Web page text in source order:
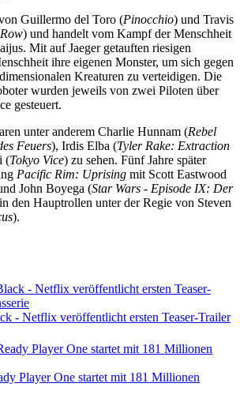
Guillermo del Toro (Pinocchio) und Travis
) und handelt vom Kampf der Menschheit
Mit auf Jaeger getauften riesigen
ihre eigenen Monster, um sich gegen
Kreaturen zu verteidigen. Die
wurden jeweils von zwei Piloten über
gesteuert.
unter anderem Charlie Hunnam (Rebel
Feuers), Irdis Elba (Tyler Rake: Extraction
(Tokyo Vice) zu sehen. Fünf Jahre später
Pacific Rim: Uprising mit Scott Eastwood
John Boyega (Star Wars - Episode IX: Der
den Hauptrollen unter der Regie von Steven
).
- Netflix veröffentlicht ersten Teaser-Trailer
Player One startet mit 181 Millionen